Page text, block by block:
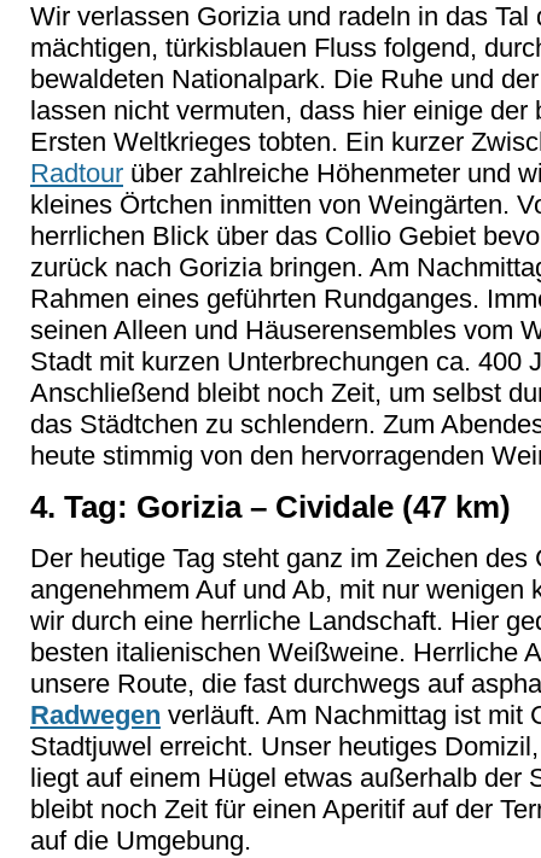
Wir verlassen Gorizia und radeln in das Tal
mächtigen, türkisblauen Fluss folgend,
bewaldeten Nationalpark. Die Ruhe und
lassen nicht vermuten, dass hier einige
Ersten Weltkrieges tobten. Ein kurzer
Radtour über zahlreiche Höhenmeter und
kleines Örtchen inmitten von Weingärten.
herrlichen Blick über das Collio Gebiet
zurück nach Gorizia bringen. Am
Rahmen eines geführten Rundganges.
seinen Alleen und Häuserensembles vom
Stadt mit kurzen Unterbrechungen ca. 400
Anschließend bleibt noch Zeit, um selbst
das Städtchen zu schlendern. Zum
heute stimmig von den hervorragenden
4. Tag: Gorizia – Cividale (47 km)
Der heutige Tag steht ganz im Zeichen
angenehmem Auf und Ab, mit nur wenigen
wir durch eine herrliche Landschaft. Hier
besten italienischen Weißweine. Herrliche
unsere Route, die fast durchwegs auf
Radwegen verläuft. Am Nachmittag ist mit
Stadtjuwel erreicht. Unser heutiges
liegt auf einem Hügel etwas außerhalb der
bleibt noch Zeit für einen Aperitif auf der
auf die Umgebung.